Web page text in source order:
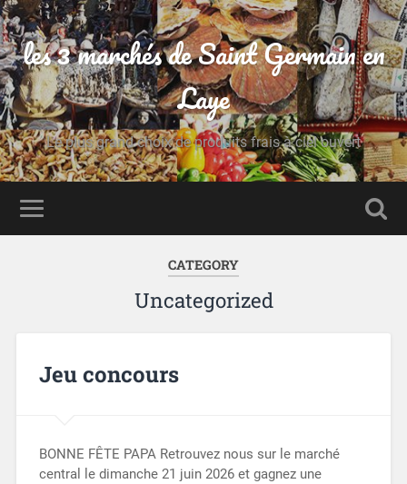
les 3 marchés de Saint Germain en
Laye
Le plus grand choix de produits frais à ciel ouvert
CATEGORY
Uncategorized
Jeu concours
BONNE FÊTE PAPA Retrouvez nous sur le marché
central le dimanche 21 juin 2026 et gagnez une